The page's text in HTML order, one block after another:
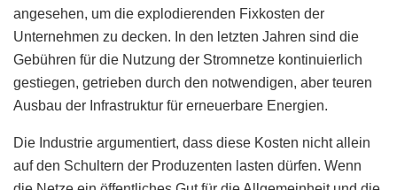
angesehen, um die explodierenden Fixkosten der
Unternehmen zu decken. In den letzten Jahren sind die
Gebühren für die Nutzung der Stromnetze kontinuierlich
gestiegen, getrieben durch den notwendigen, aber teuren
Ausbau der Infrastruktur für erneuerbare Energien.
Die Industrie argumentiert, dass diese Kosten nicht allein
auf den Schultern der Produzenten lasten dürfen. Wenn